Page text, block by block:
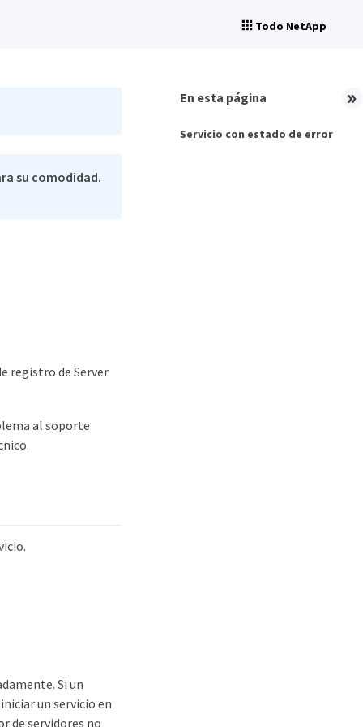
Todo NetApp
su comodidad.
registro de Server
al soporte
Si un
un servicio en
de servidores no
En esta página
Servicio con estado de error